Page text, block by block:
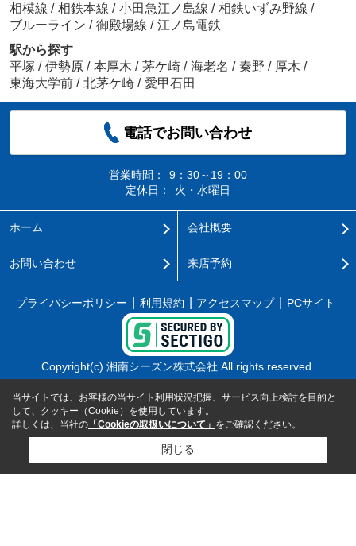
相模線 / 相鉄本線 / 小田急江ノ島線 / 相鉄いずみ野線 /
ブルーライン / 御殿場線 / 江ノ島電鉄
駅から探す
平塚 / 伊勢原 / 本厚木 / 茅ケ崎 / 海老名 / 秦野 / 厚木 /
東海大学前 / 北茅ケ崎 / 愛甲石田
電話でお問い合わせ
営業時間：
9：30～19：00
定休日：
火・水曜日
ホーム 会社概要
お問い合わせ 来店予約
プライバシーポリシー 利用規約 アクセスマップ PCサイト
Copyright(c) 湘南シーズン株式会社 All rights reserved.
当サイトでは、お客様の当サイト利用状況把握、サービス向上検討を目的と
して、クッキー（Cookie）を使用しています。
詳しくは、当社の 「Cookieの取扱いについて」 をご確認ください。
閉じる